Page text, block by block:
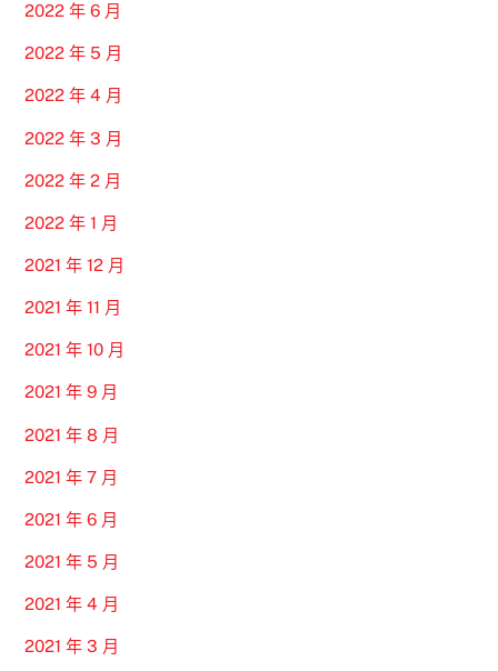
2022 年 6 月
2022 年 5 月
2022 年 4 月
2022 年 3 月
2022 年 2 月
2022 年 1 月
2021 年 12 月
2021 年 11 月
2021 年 10 月
2021 年 9 月
2021 年 8 月
2021 年 7 月
2021 年 6 月
2021 年 5 月
2021 年 4 月
2021 年 3 月